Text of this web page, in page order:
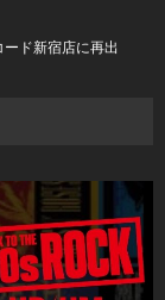
ド新宿店に再出